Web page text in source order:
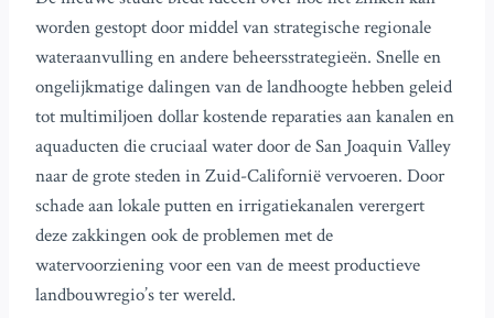
worden gestopt door middel van strategische regionale
wateraanvulling en andere beheersstrategieën. Snelle en
ongelijkmatige dalingen van de landhoogte hebben geleid
tot multimiljoen dollar kostende reparaties aan kanalen en
aquaducten die cruciaal water door de San Joaquin Valley
naar de grote steden in Zuid-Californië vervoeren. Door
schade aan lokale putten en irrigatiekanalen verergert
deze zakkingen ook de problemen met de
watervoorziening voor een van de meest productieve
landbouwregio’s ter wereld.